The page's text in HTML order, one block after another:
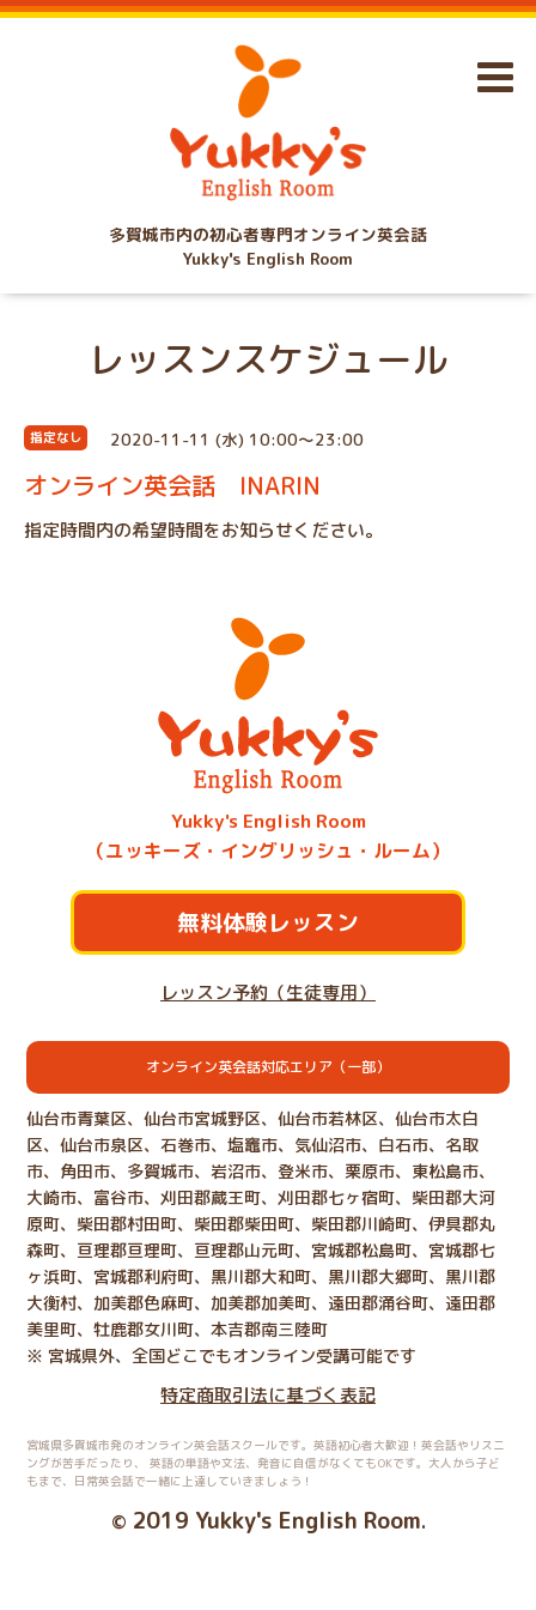
多賀城市内の初心者専門オンライン英会話
Yukky's English Room
レッスンスケジュール
指定なし 2020-11-11 (水) 10:00～23:00
オンライン英会話 INARIN
指定時間内の希望時間をお知らせください。
Yukky's English Room
（ユッキーズ・イングリッシュ・ルーム）
無料体験レッスン
レッスン予約（生徒専用）
オンライン英会話対応エリア（一部）
仙台市青葉区、仙台市宮城野区、仙台市若林区、仙台市太白
区、仙台市泉区、石巻市、塩竈市、気仙沼市、白石市、名取
市、角田市、多賀城市、岩沼市、登米市、栗原市、東松島市、
大崎市、富谷市、刈田郡蔵王町、刈田郡七ヶ宿町、柴田郡大河
原町、柴田郡村田町、柴田郡柴田町、柴田郡川崎町、伊具郡丸
森町、亘理郡亘理町、亘理郡山元町、宮城郡松島町、宮城郡七
ヶ浜町、宮城郡利府町、黒川郡大和町、黒川郡大郷町、黒川郡
大衡村、加美郡色麻町、加美郡加美町、遠田郡涌谷町、遠田郡
美里町、牡鹿郡女川町、本吉郡南三陸町
※ 宮城県外、全国どこでもオンライン受講可能です
特定商取引法に基づく表記
宮城県多賀城市発のオンライン英会話スクールです。英語初心者大歓迎！英会話やリスニ
ングが苦手だったり、
英語の単語や文法、発音に自信がなくてもOKです。大人から子ど
もまで、日常英会話で一緒に上達していきましょう！
© 2019 Yukky's English Room.